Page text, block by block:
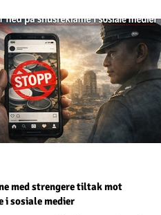
med strengere tiltak mot
i sosiale medier